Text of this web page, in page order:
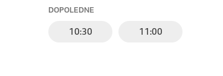
DOPOLEDNE
10:30 11:00